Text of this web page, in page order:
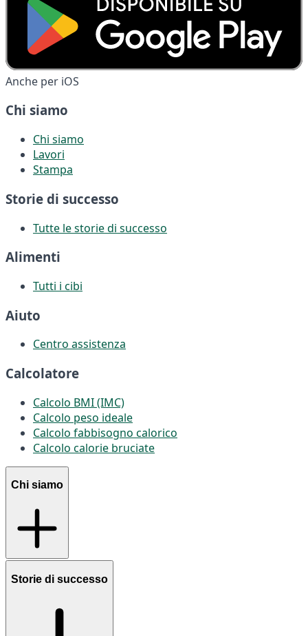
Anche per iOS
Chi siamo
Chi siamo
Lavori
Stampa
Storie di successo
Tutte le storie di successo
Alimenti
Tutti i cibi
Aiuto
Centro assistenza
Calcolatore
Calcolo BMI (IMC)
Calcolo peso ideale
Calcolo fabbisogno calorico
Calcolo calorie bruciate
Chi siamo
Storie di successo